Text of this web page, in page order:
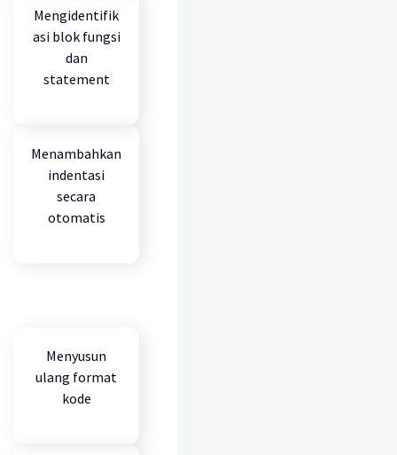
Mengidentifik
asi blok fungsi
dan
statement
Menambahkan
indentasi
secara
otomatis
Menyusun
ulang format
kode